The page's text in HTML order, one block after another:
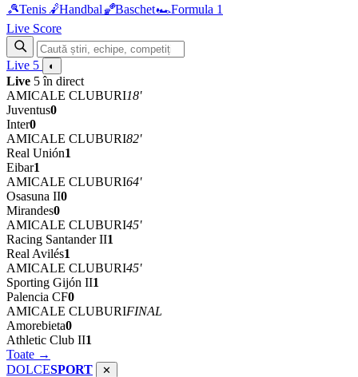
🎾Tenis 🤾Handbal🏀Baschet🏎Formula 1
Live Score
Live 5 ◐
Live 5 în direct
AMICALE CLUBURI18'
Juventus0
Inter0
AMICALE CLUBURI82'
Real Unión1
Eibar1
AMICALE CLUBURI64'
Osasuna II0
Mirandes0
AMICALE CLUBURI45'
Racing Santander II1
Real Avilés1
AMICALE CLUBURI45'
Sporting Gijón II1
Palencia CF0
AMICALE CLUBURIFINAL
Amorebieta0
Athletic Club II1
Toate →
DOLCESPORT ✕